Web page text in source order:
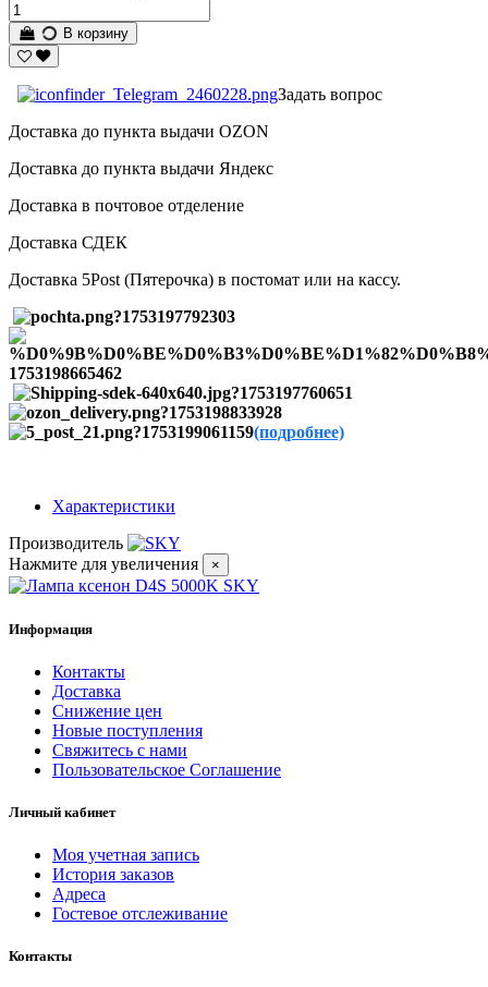
В корзину
Задать вопрос
Доставка до пункта выдачи OZON
Доставка до пункта выдачи Яндекс
Доставка в почтовое отделение
Доставка СДЕК
Доставка 5Post (Пятерочка) в постомат или на кассу.
(подробнее)
Характеристики
Производитель
Нажмите для увеличения
×
Информация
Контакты
Доставка
Снижение цен
Новые поступления
Свяжитесь с нами
Пользовательское Соглашение
Личный кабинет
Моя учетная запись
История заказов
Адреса
Гостевое отслеживание
Контакты